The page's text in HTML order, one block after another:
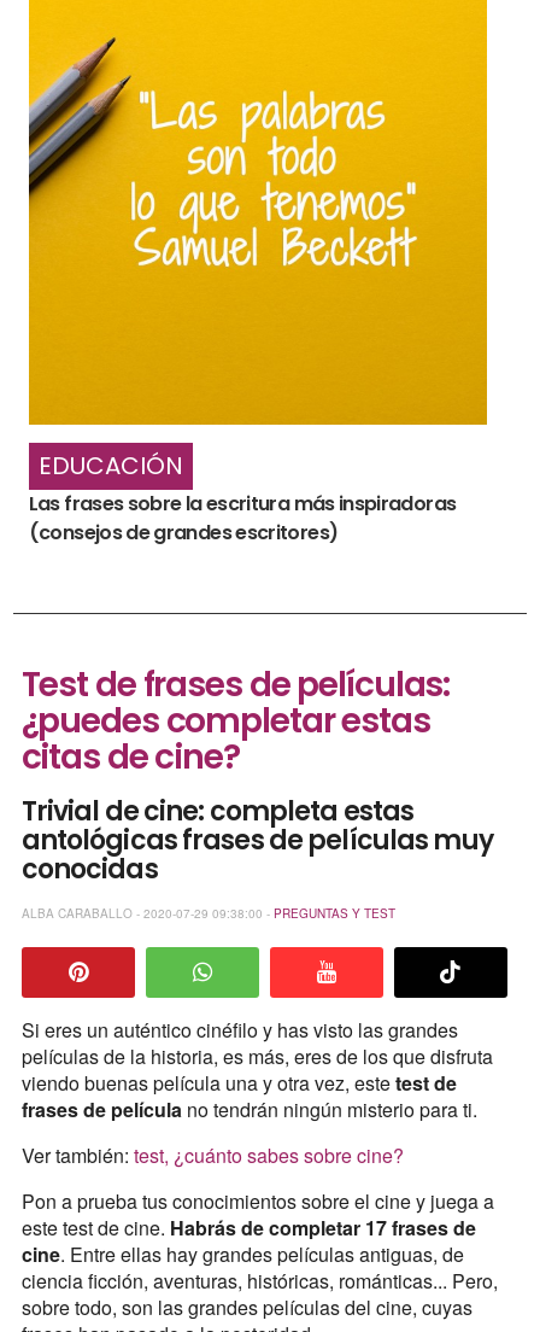
EDUCACIÓN
Las frases sobre la escritura más inspiradoras
(consejos de grandes escritores)
Test de frases de películas:
¿puedes completar estas
citas de cine?
Trivial de cine: completa estas
antológicas frases de películas muy
conocidas
ALBA CARABALLO - 2020-07-29 09:38:00 - PREGUNTAS Y TEST
Si eres un auténtico cinéfilo y has visto las grandes
películas de la historia, es más, eres de los que disfruta
viendo buenas película una y otra vez, estetest de
frases de películano tendrán ningún misterio para ti.
Ver también: test, ¿cuánto sabes sobre cine?
Pon a prueba tus conocimientos sobre el cine y juega a
este test de cine. Habrás de completar 17 frases de
cine. Entre ellas hay grandes películas antiguas, de
ciencia ficción, aventuras, históricas, románticas... Pero,
sobre todo, son las grandes películas del cine, cuyas